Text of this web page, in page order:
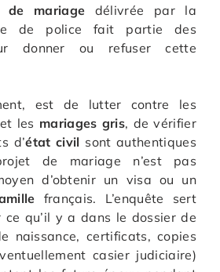
de mariage délivrée par la
de police fait partie des
donner ou refuser cette
est de lutter contre les
et les mariages gris, de vérifier
d’état civil sont authentiques
de mariage n’est pas
d’obtenir un visa ou un
français. L’enquête sert
ce qu’il y a dans le dossier de
naissance, certificats, copies
casier judiciaire)